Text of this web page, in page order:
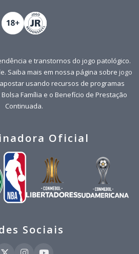
e transtornos do jogo patológico.
Saiba mais em nossa página sobre jogo
usando recursos de programas
Família e o Benefício de Prestação
Continuada.
Oficial
Sociais